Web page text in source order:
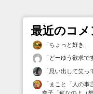
最近のコメ
「ちょっと好き 」
「 どーゆう欲求で
「思い出して笑っ
「 まこと「人の